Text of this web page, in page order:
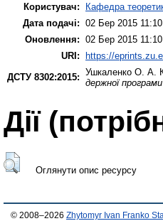
Користувач:
Кафедра
Дата подачі: 02 Бер 2015 11:10
Оновлення: 02 Бер 2015 11:10
URI: https://
ДСТУ 8302:2015: Ушкаленко О. А.
держної
Дії
Оглянути опис ресурсу
© 2008–2026 Zhytomyr Ivan Franko